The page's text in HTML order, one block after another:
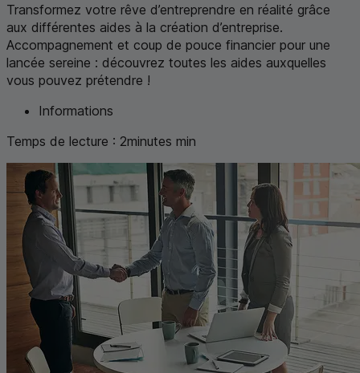
Transformez votre rêve d’entreprendre en réalité grâce
aux différentes aides à la création d’entreprise.
Accompagnement et coup de pouce financier pour une
lancée sereine : découvrez toutes les aides auxquelles
vous pouvez prétendre !
Informations
Temps de lecture : 2minutes min